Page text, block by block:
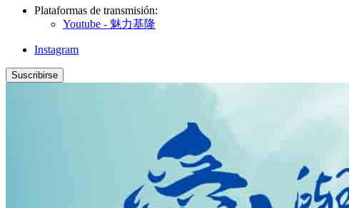
Plataformas de transmisión:
Youtube - 魅力基隆
Instagram
Suscribirse